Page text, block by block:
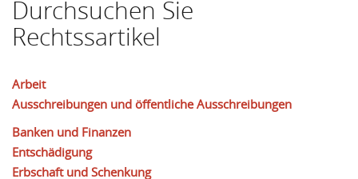
Durchsuchen Sie
Rechtssartikel
Arbeit
Ausschreibungen und öffentliche Ausschreibungen
Banken und Finanzen
Entschädigung
Erbschaft und Schenkung